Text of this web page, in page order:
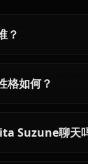
？
如何？
Suzune聊天